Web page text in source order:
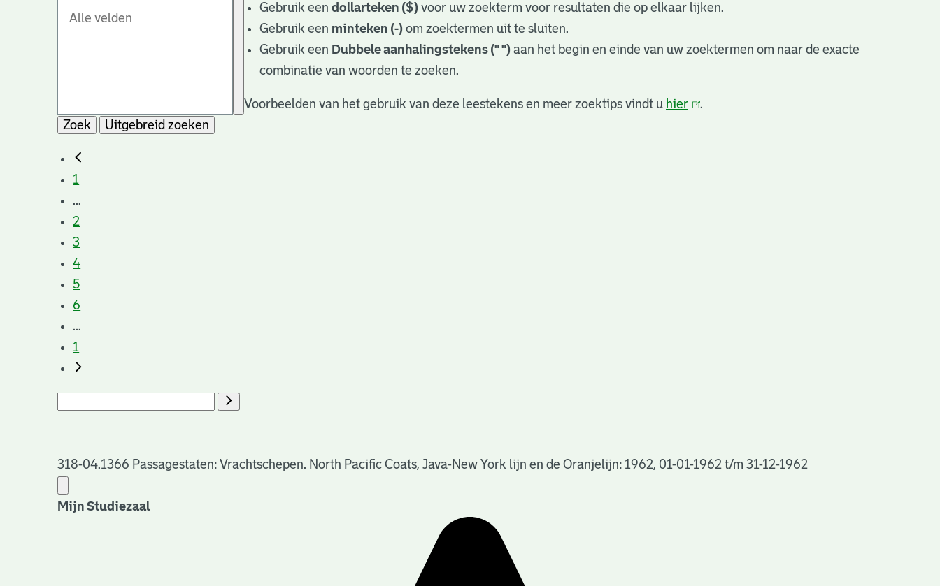
Gebruik eendollarteken ($) voor uw zoekterm voor resultaten die op elkaar lijken.
Gebruik een minteken (-) om zoektermen uit te sluiten.
Gebruik een Dubbele aanhalingstekens (" ") aan het begin en einde van uw zoektermen om naar de exacte
combinatie van woorden te zoeken.
Voorbeelden van het gebruik van deze leestekens en meer zoektips vindt u hier(link
.
Zoek
Uitgebreid zoeken
1
...
2
3
4
5
6
...
1
318-04.1366 Passagestaten: Vrachtschepen. North Pacific Coats, Java-New York lijn en de Oranjelijn: 1962, 01-01-1962 t/m 31-12-1962
Mijn Studiezaal